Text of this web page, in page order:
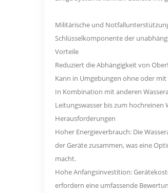
Militärische und
Schlüsselkomponente der
Vorteile
Reduziert die Abhängigkeit von
Kann in Umgebungen ohne oder
In Kombination mit anderen
Leitungswasser bis zum hochreinen
Herausforderungen
Hoher Energieverbrauch: Die
der Geräte zusammen, was eine
macht.
Hohe Anfangsinvestition:
erfordern eine umfassende